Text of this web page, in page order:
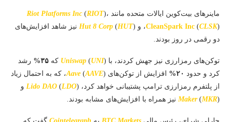
ماینرهای بیت‌کوین ایالات متحده مانند Riot Platforms Inc (RIOT)،
CleanSpark Inc (CLSK)، و Hut 8 Corp (HUT
) نیز شاهد افزایش‌های
دو رقمی در روز بودند.
توکن‌های رمزارزی نیز جهش کردند، با Uniswap (UNI) که ۳۵%
رشد
کرد و حدود ۲۰% افزایش از توکن‌های Aave (AAVE
)، که به احتمال زیاد
از پلتفرم رمزارزی ترامپ پشتیبانی خواهد کرد،
Lido DAO (LDO) و
Maker (MKR) نیز همراه با افزایش‌های مشابه بودند.